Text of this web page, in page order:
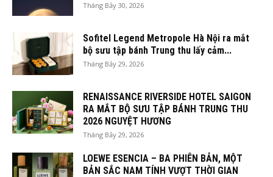
Tháng Bảy 30, 2026
Sofitel Legend Metropole Hà Nội ra mắt
bộ sưu tập bánh Trung thu lấy cảm...
Tháng Bảy 29, 2026
RENAISSANCE RIVERSIDE HOTEL SAIGON
RA MẮT BỘ SƯU TẬP BÁNH TRUNG THU
2026 NGUYỆT HƯƠNG
Tháng Bảy 29, 2026
LOEWE ESENCIA – BA PHIÊN BẢN, MỘT
BẢN SẮC NAM TÍNH VƯỢT THỜI GIAN